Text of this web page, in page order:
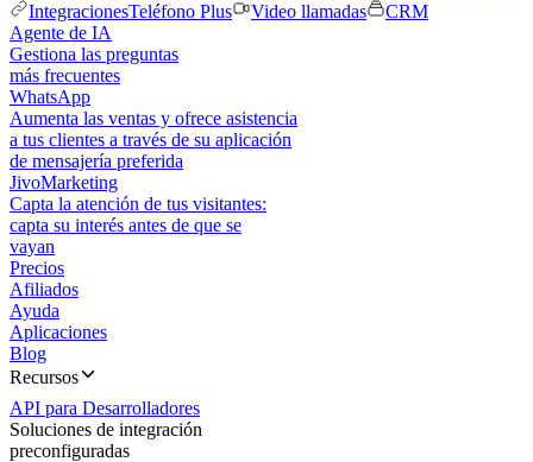
IntegracionesTeléfono Plus Video llamadas
CRM
Agente de IA
Gestiona las preguntas
más frecuentes
WhatsApp
Aumenta las ventas y ofrece asistencia
a tus clientes a través de su aplicación
de mensajería preferida
JivoMarketing
Capta la atención de tus visitantes:
capta su interés antes de que se
vayan
Precios
Afiliados
Ayuda
Aplicaciones
Blog
Recursos
API para Desarrolladores
Soluciones de integración
preconfiguradas